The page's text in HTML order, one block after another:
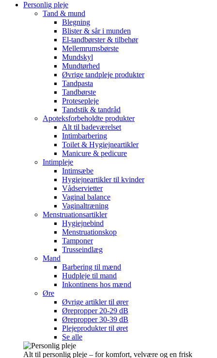
Personlig pleje
Tand & mund
Blegning
Blister & sår i munden
El-tandbørster & tilbehør
Mellemrumsbørste
Mundskyl
Mundtørhed
Øvrige tandpleje produkter
Tandpasta
Tandbørste
Protesepleje
Tandstik & tandråd
Apoteksforbeholdte produkter
Alt til badeværelset
Intimbarbering
Toilet & Hygiejneartikler
Manicure & pedicure
Intimpleje
Intimsæbe
Hygiejneartikler til kvinder
Vådservietter
Vaginal balance
Vaginaltræning
Menstruationsartikler
Hygiejnebind
Menstruationskop
Tamponer
Trusseindlæg
Mand
Barbering til mænd
Hudpleje til mand
Inkontinens hos mænd
Øre
Øvrige artikler til ører
Ørepropper 20-29 dB
Ørepropper 30-39 dB
Plejeprodukter til øret
Se alle
Alt til personlig pleje – for komfort, velvære og en frisk